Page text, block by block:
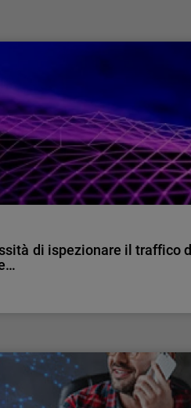
operative
MDR
sfida
ragioni
di ispezionare il traffico
di ispezionare il traffico
e la necessità di ispezionarlo